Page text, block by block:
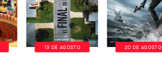
13 DE AGOSTO 20 DE AGOSTO